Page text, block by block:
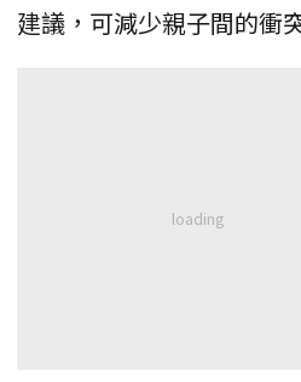
建議，可減少親子間的衝